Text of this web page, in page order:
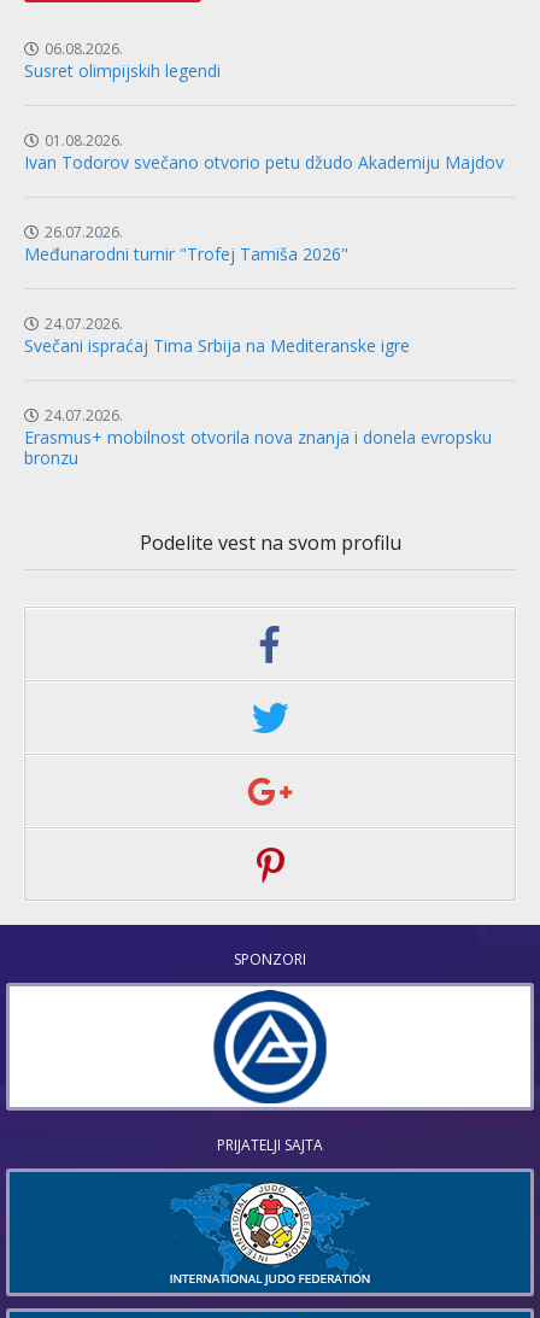
06.08.2026.
Susret olimpijskih legendi
01.08.2026.
Ivan Todorov svečano otvorio petu džudo Akademiju Majdov
26.07.2026.
Međunarodni turnir "Trofej Tamiša 2026"
24.07.2026.
Svečani ispraćaj Tima Srbija na Mediteranske igre
24.07.2026.
Erasmus+ mobilnost otvorila nova znanja i donela evropsku
bronzu
Podelite vest na svom profilu
SPONZORI
PRIJATELJI SAJTA